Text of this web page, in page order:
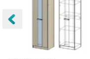
Купить
25 223 ₽
info@bedroom-ekb.ru